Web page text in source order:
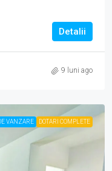
Detalii
9 luni ago
VANZARE DOTARI COMPLETE